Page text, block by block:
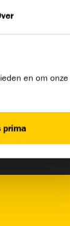
en om onze
prima
–